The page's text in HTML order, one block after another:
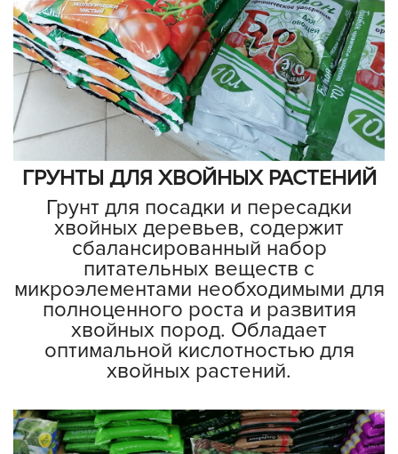
ГРУНТЫ ДЛЯ ХВОЙНЫХ РАСТЕНИЙ
Грунт для посадки и пересадки
хвойных деревьев, содержит
сбалансированный набор
питательных веществ с
микроэлементами необходимыми для
полноценного роста и развития
хвойных пород. Обладает
оптимальной кислотностью для
хвойных растений.